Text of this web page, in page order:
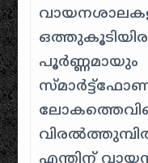
പൂർണ്ണമായും